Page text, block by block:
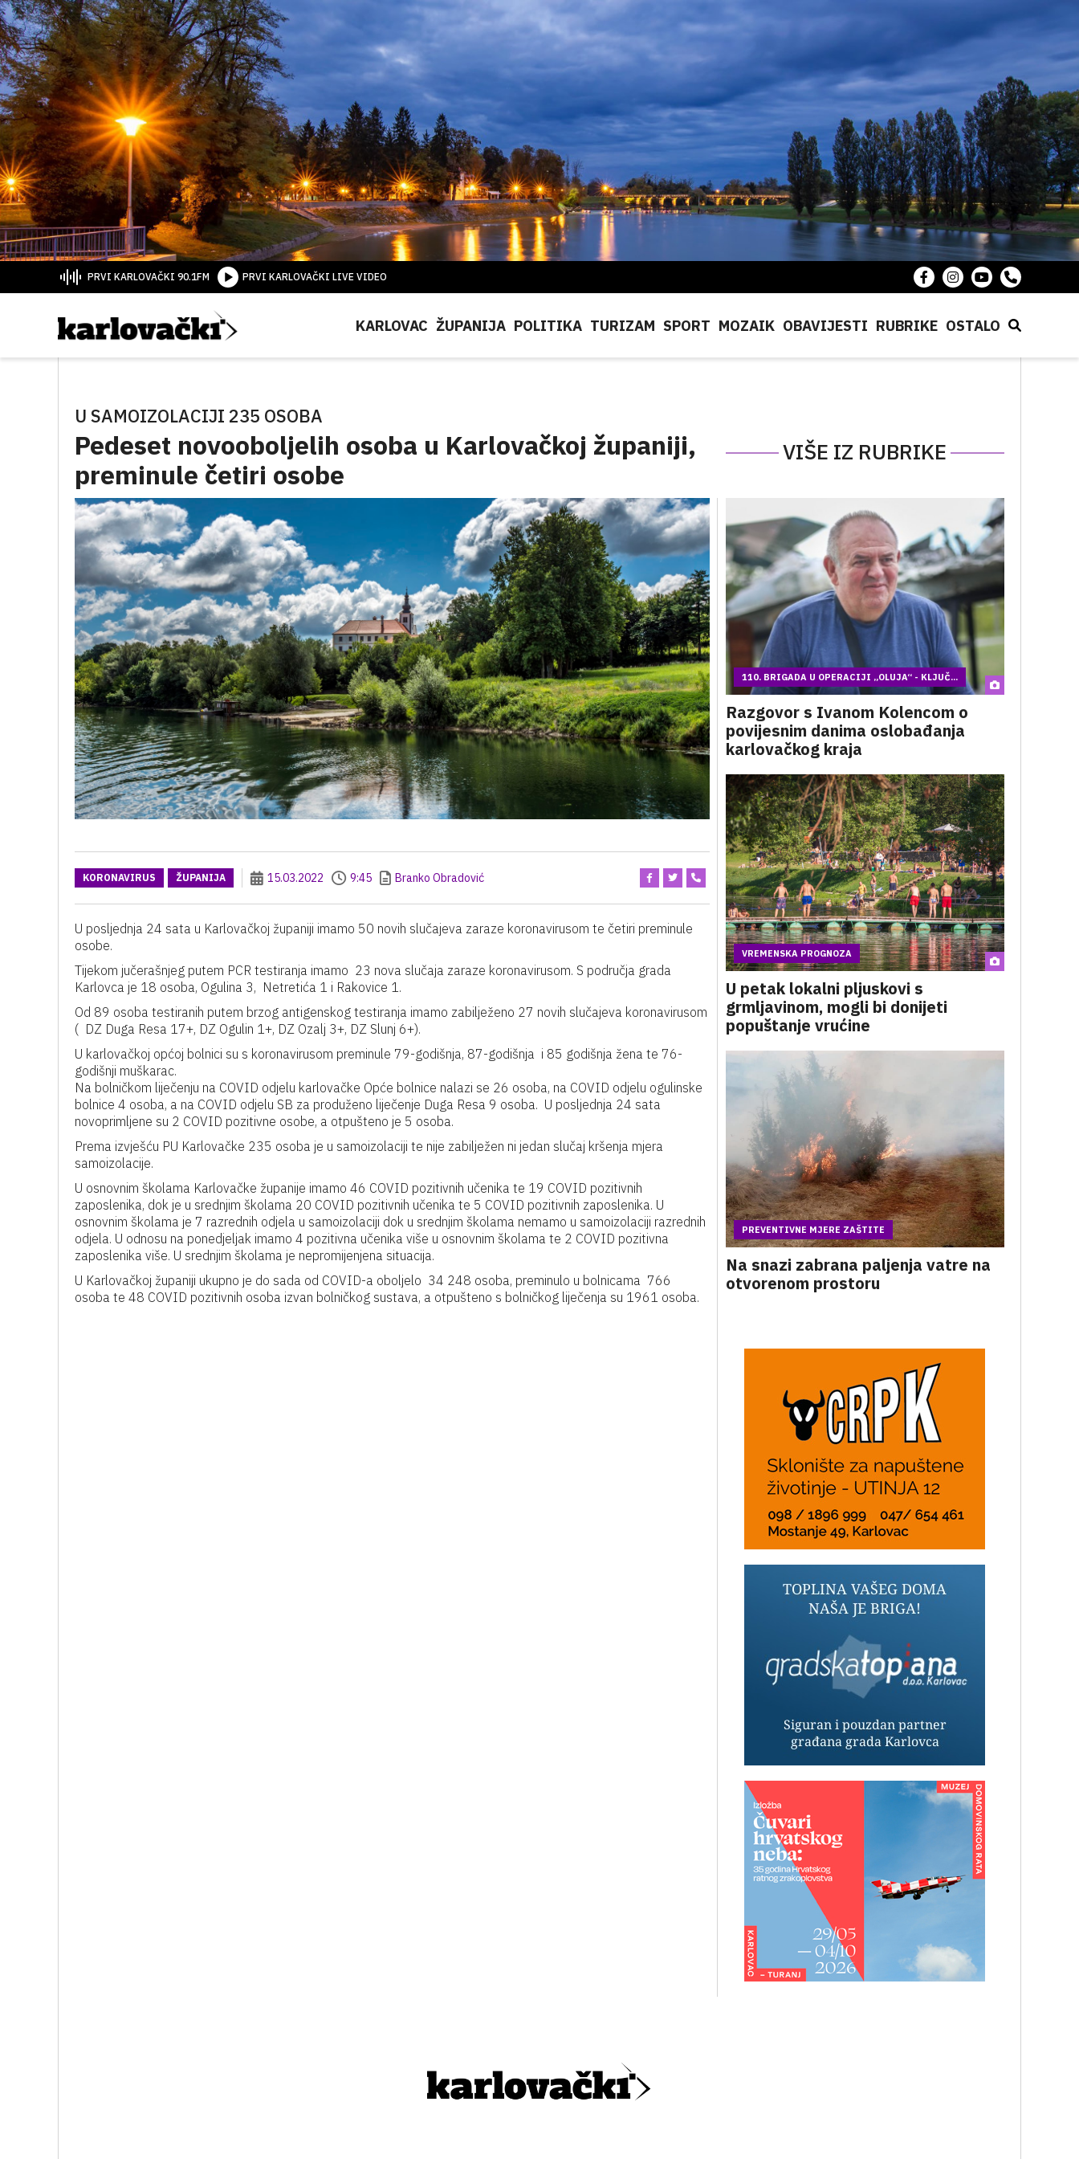
PRVI KARLOVAČKI 90.1FM PRVI KARLOVAČKI LIVE VIDEO
KARLOVAC ŽUPANIJA POLITIKA TURIZAM SPORT MOZAIK OBAVIJESTI RUBRIKE OSTALO
U SAMOIZOLACIJI 235 OSOBA
Pedeset novooboljelih osoba u Karlovačkoj županiji,
preminule četiri osobe
VIŠE IZ RUBRIKE
KORONAVIRUS ŽUPANIJA 15.03.2022 9:45 Branko Obradović
U posljednja 24 sata u Karlovačkoj županiji imamo 50 novih slučajeva zaraze koronavirusom te četiri preminule
osobe.
Tijekom jučerašnjeg putem PCR testiranja imamo 23 nova slučaja zaraze koronavirusom. S područja grada
Karlovca je 18 osoba, Ogulina 3, Netretića 1 i Rakovice 1.
Od 89 osoba testiranih putem brzog antigenskog testiranja imamo zabilježeno 27 novih slučajeva koronavirusom
( DZ Duga Resa 17+, DZ Ogulin 1+, DZ Ozalj 3+, DZ Slunj 6+).
U karlovačkoj općoj bolnici su s koronavirusom preminule 79-godišnja, 87-godišnja i 85 godišnja žena te 76-
godišnji muškarac.
Na bolničkom liječenju na COVID odjelu karlovačke Opće bolnice nalazi se 26 osoba, na COVID odjelu ogulinske
bolnice 4 osoba, a na COVID odjelu SB za produženo liječenje Duga Resa 9 osoba. U posljednja 24 sata
novoprimljene su 2 COVID pozitivne osobe, a otpušteno je 5 osoba.
Prema izvješću PU Karlovačke 235 osoba je u samoizolaciji te nije zabilježen ni jedan slučaj kršenja mjera
samoizolacije.
U osnovnim školama Karlovačke županije imamo 46 COVID pozitivnih učenika te 19 COVID pozitivnih
zaposlenika, dok je u srednjim školama 20 COVID pozitivnih učenika te 5 COVID pozitivnih zaposlenika. U
osnovnim školama je 7 razrednih odjela u samoizolaciji dok u srednjim školama nemamo u samoizolaciji razrednih
odjela. U odnosu na ponedjeljak imamo 4 pozitivna učenika više u osnovnim školama te 2 COVID pozitivna
zaposlenika više. U srednjim školama je nepromijenjena situacija.
U Karlovačkoj županiji ukupno je do sada od COVID-a oboljelo 34 248 osoba, preminulo u bolnicama 766
osoba te 48 COVID pozitivnih osoba izvan bolničkog sustava, a otpušteno s bolničkog liječenja su 1961 osoba.
110. BRIGADA U OPERACIJI „OLUJA“ - KLJUČ...
Razgovor s Ivanom Kolencom o
povijesnim danima oslobađanja
karlovačkog kraja
VREMENSKA PROGNOZA
U petak lokalni pljuskovi s
grmljavinom, mogli bi donijeti
popuštanje vrućine
PREVENTIVNE MJERE ZAŠTITE
Na snazi zabrana paljenja vatre na
otvorenom prostoru